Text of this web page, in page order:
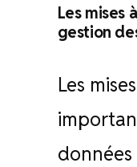
Les mises
gestion
Les
données